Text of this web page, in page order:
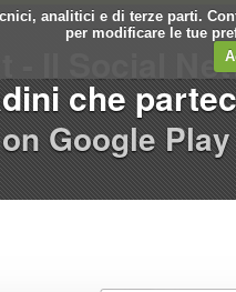
analitici e di terze parti.
per modificare le tue
- Il Social
che
Google Play